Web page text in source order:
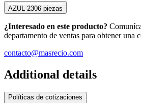
AZUL 2306 piezas
¿Interesado en este producto?
departamento de ventas para obtener una
contacto@masrecio.com
Additional details
Políticas de cotizaciones